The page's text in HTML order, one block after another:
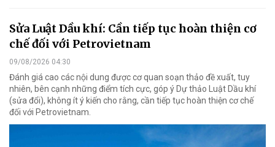
Sửa Luật Dầu khí: Cần tiếp tục hoàn thiện cơ
chế đối với Petrovietnam
09/08/2026 04:30
Đánh giá cao các nội dung được cơ quan soạn thảo đề xuất, tuy
nhiên, bên cạnh những điểm tích cực, góp ý Dự thảo Luật Dầu khí
(sửa đổi), không ít ý kiến cho rằng, cần tiếp tục hoàn thiện cơ chế
đối với Petrovietnam.